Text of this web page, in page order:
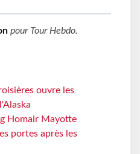
pour Tour Hebdo.
ouvre les
Homair Mayotte
portes après les